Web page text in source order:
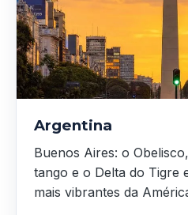
Argentina
Buenos Aires: o
tango e o Delta do Tigre
mais vibrantes da